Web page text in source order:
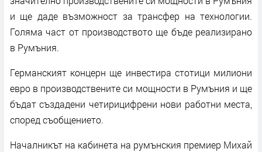
и ще даде възможност за трансфер на технологии.
Голяма част от производството ще бъде реализирано
в Румъния.
Германският концерн ще инвестира стотици милиони
евро в производствените си мощности в Румъния и ще
бъдат създадени четирицифрени нови работни места,
според съобщението.
Началникът на кабинета на румънския премиер Михай